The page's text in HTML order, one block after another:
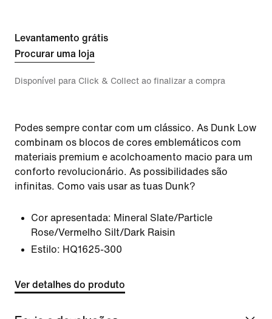
Levantamento grátis
Procurar uma loja
Disponível para Click & Collect ao finalizar a compra
Podes sempre contar com um clássico. As Dunk Low
combinam os blocos de cores emblemáticos com
materiais premium e acolchoamento macio para um
conforto revolucionário. As possibilidades são
infinitas. Como vais usar as tuas Dunk?
Cor apresentada: Mineral Slate/Particle
Rose/Vermelho Silt/Dark Raisin
Estilo: HQ1625-300
Ver detalhes do produto